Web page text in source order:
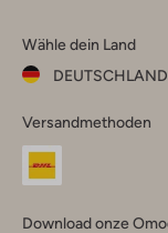
Instagram
Wähle dein Land
DEUTSCHLAND
dein
Land
Versandmethoden
Download onze